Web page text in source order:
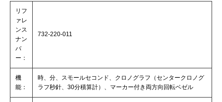
リフ
ァレ
ンス
ナン
バ
ー：
732-220-011
機
能：
時、分、スモールセコンド、クロノグラフ（センタークロノグ
ラフ秒針、30分積算計）、マーカー付き両方向回転ベゼル